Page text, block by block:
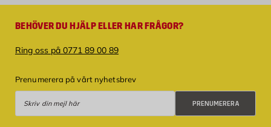
BEHÖVER DU HJÄLP ELLER HAR FRÅGOR?
Ring oss på 0771 89 00 89
Prenumerera på vårt nyhetsbrev
PRENUMERERA